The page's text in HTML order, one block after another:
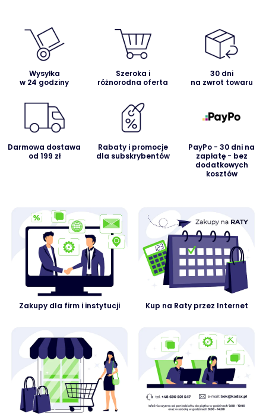
Wysyłka
w 24 godziny
Szeroka i
różnorodna oferta
30 dni
na zwrot towaru
Darmowa dostawa
od 199 zł
Rabaty i promocje
dla subskrybentów
PayPo - 30 dni na
zapłatę - bez
dodatkowych
kosztów
Zakupy dla firm i instytucji Kup na Raty przez Internet